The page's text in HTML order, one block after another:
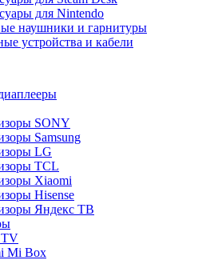
для Nintendo
наушники и гарнитуры
устройства и кабели
SONY
Samsung
LG
TCL
Xiaomi
Hisense
Яндекс ТВ
TV
Mi Box